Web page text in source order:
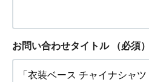
お問い合わせタイトル （必須）